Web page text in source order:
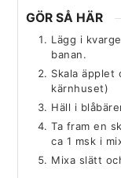
GÖR SÅ HÄR
Lägg i
banan.
Skala äpplet
kärnhuset)
Häll i
Ta fram en
ca 1 msk i
Mixa slätt